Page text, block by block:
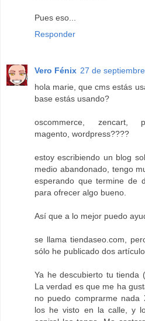
Pues eso...
Responder
Vero Fénix 27 de
hola marie, que cms estás
base estás usando?
oscommerce, zencart,
magento, wordpress????
estoy escribiendo un blog
medio abandonado, tengo
esperando que termine de
para ofrecer algo bueno.
Así que a lo mejor puedo
se llama tiendaseo.com,
sólo he publicado dos
Ya he descubierto tu tienda
La verdad es que me ha
no puedo comprarme nada
los he visto en la calle, y